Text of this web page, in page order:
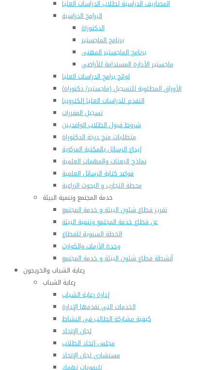
المصاريف الدراسية لطلاب الدراسات العليا
البرامج الدراسية
الدكتوراة
برنامج الماجستير
برنامج الماجستير المهنى
ماجستير الأدارة المستدامة للأراضى
لوائح برامج الدراسات العليا
(الأوراق المطلوبة للتسجيل (ماجستير/ دكتوراه
التقدم للدراسات العليا إلكترونيا
تسجيل المقررات
شروط قبول الطلاب الوافديين
متطلبات منح درجة الدكتوراة
إيداع الرسائل بالمكتبة المركزية
نماذج البعثات والمهمات العلمية
قواعد كتابة الرسائل العلمية
محطة التجارب و البحوث الزراعية
خدمة المجتمع وتنمية البيئة
تقرير قطاع شئون البيئة و خدمة المجتمع
عن قطاع خدمة المجتمع وتنمية البيئة
الخطة السنوية للقطاع
وحدة الأزمات والكوارث
أنشطة قطاع شئون البيئة و خدمة المجتمع
رعاية الشباب والخريجون
رعاية الشباب
إدارة رعاية الشباب
الخدمات التى تقدمها الإدارة
كيفية مشاركة الطالب فى النشاط
لجان الإتحاد
مجلس إتحاد الطلاب
مستشارى لجان الإتحاد
تليفونات تهمك